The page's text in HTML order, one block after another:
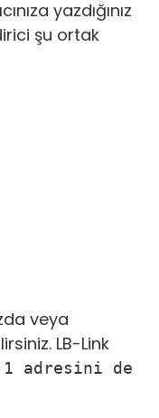
yazdığınız
şu ortak
veya
LB-Link
adresini de